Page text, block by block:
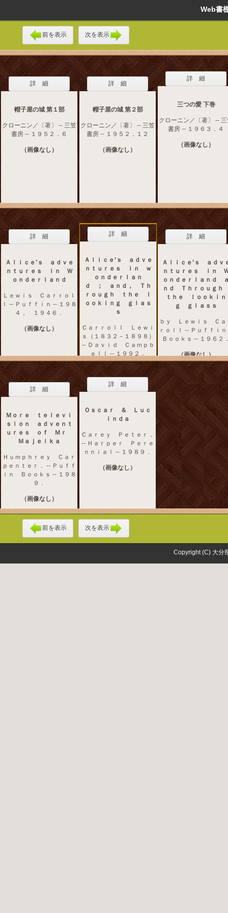
Web
前を表示 次を表示
詳 細
帽子屋の城 第１部
クローニン／〔著〕 -- 三笠
書房 -- １９５２．６
（画像なし）
詳 細
帽子屋の城 第２部
クローニン／〔著〕 -- 三笠
書房 -- １９５２．１２
（画像なし）
詳 細
三つの愛 下巻
クローニン／〔著〕 --
書房 -- １９６３．４
（画像なし）
詳 細
Ａｌｉｃｅ’ｓ ａｄｖｅ
ｎｔｕｒｅｓ ｉｎ Ｗ
ｏｎｄｅｒｌａｎｄ
Ｌｅｗｉｓ Ｃａｒｒｏｌ
ｌ -- Ｐｕｆｆｉｎ -- １９８
４， １９４６．
（画像なし）
詳 細
Ａｌｉｃｅ’ｓ ａｄｖｅ
ｎｔｕｒｅｓ ｉｎ ｗ
ｏｎｄｅｒｌａｎ
ｄ ； ａｎｄ， Ｔｈ
ｒｏｕｇｈ ｔｈｅ ｌ
ｏｏｋｉｎｇ ｇｌａｓ
ｓ
Ｃａｒｒｏｌｌ Ｌｅｗｉ
ｓ（１８３２－１８９８）
-- Ｄａｖｉｄ Ｃａｍｐｂ
ｅｌｌ -- １９９２．
（画像なし）
詳 細
Ａｌｉｃｅ’ｓ ａｄｖ
ｎｔｕｒｅｓ ｉｎ
ｏｎｄｅｒｌａｎｄ
ｎｄ Ｔｈｒｏｕｇ
ｔｈｅ ｌｏｏｋｉｎ
ｇ ｇｌａｓｓ
ｂｙ Ｌｅｗｉｓ Ｃａ
ｒｏｌｌ -- Ｐｕｆｆｉ
Ｂｏｏｋｓ -- １９６２
（画像なし）
詳 細
Ｍｏｒｅ ｔｅｌｅｖｉ
ｓｉｏｎ ａｄｖｅｎｔ
ｕｒｅｓ ｏｆ Ｍｒ
Ｍａｊｅｉｋａ
Ｈｕｍｐｈｒｅｙ Ｃａｒ
ｐｅｎｔｅｒ． -- Ｐｕｆｆ
ｉｎ Ｂｏｏｋｓ -- １９８
９．
（画像なし）
詳 細
Ｏｓｃａｒ ＆ Ｌｕｃ
ｉｎｄａ
Ｃａｒｅｙ Ｐｅｔｅｒ．
-- Ｈａｒｐｅｒ Ｐｅｒｅ
ｎｎｉａｌ -- １９８９．
（画像なし）
前を表示 次を表示
Copyright (C) 大分